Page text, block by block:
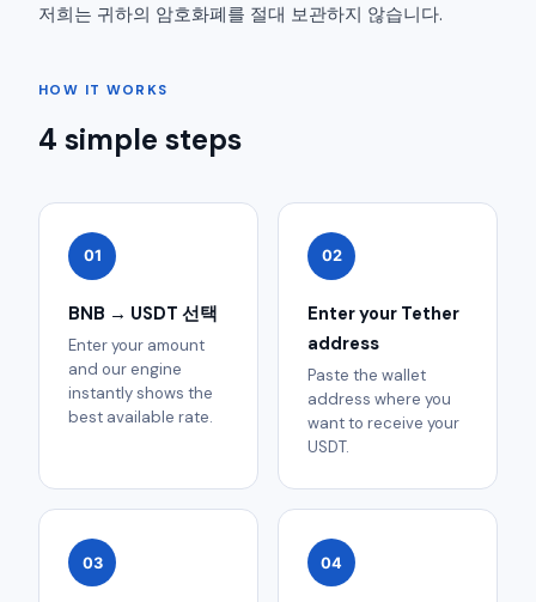
저희는 귀하의 암호화폐를 절대 보관하지 않습니다.
HOW IT WORKS
4 simple steps
01
BNB → USDT 선택
Enter your amount
and our engine
instantly shows the
best available rate.
02
Enter your Tether
address
Paste the wallet
address where you
want to receive your
USDT.
03 04